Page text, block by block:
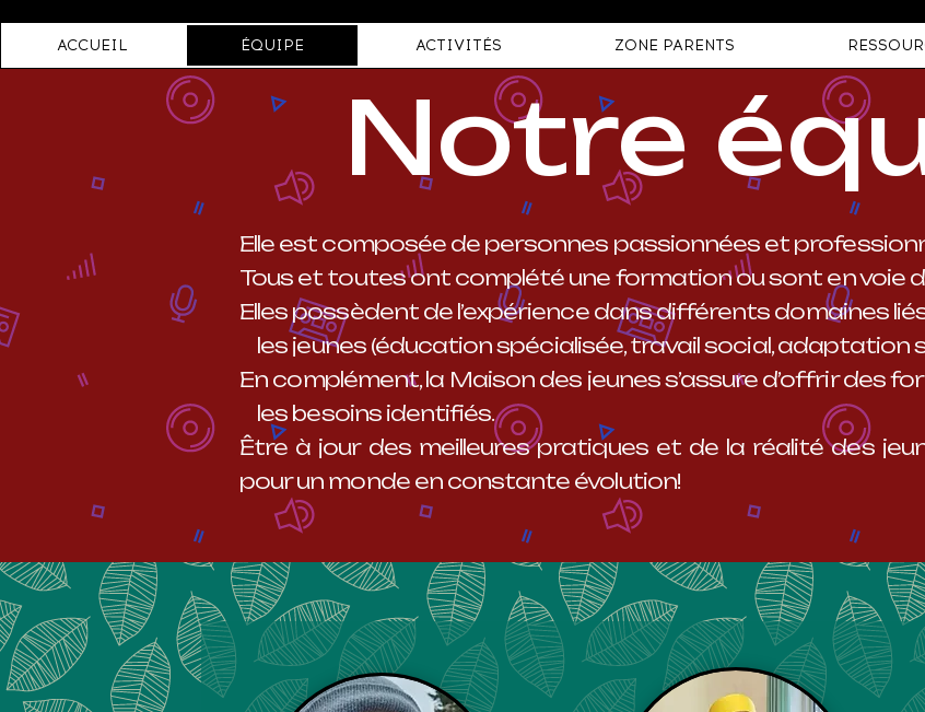
ACCUEIL ÉQUIPE ACTIVITÉS ZONE PARENTS
Notre
​Elle est composée de personnes passionnées et
Tous et toutes ont complété une formation ou sont en voie
Elles possèdent de l’expérience dans différents
les jeunes (éducation spécialisée, travail social, adaptation
En complément, la Maison des jeunes s’assure d’offrir
les besoins identifiés.
Être à jour des meilleures pratiques et de la réalité des
pour un monde en constante évolution!